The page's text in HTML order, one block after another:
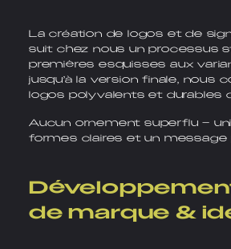
La création de logos et de
suit chez nous un processus
premières esquisses aux
jusqu’à la version finale, nous
logos polyvalents et durables
Aucun ornement superflu –
formes claires et un message
de marque &